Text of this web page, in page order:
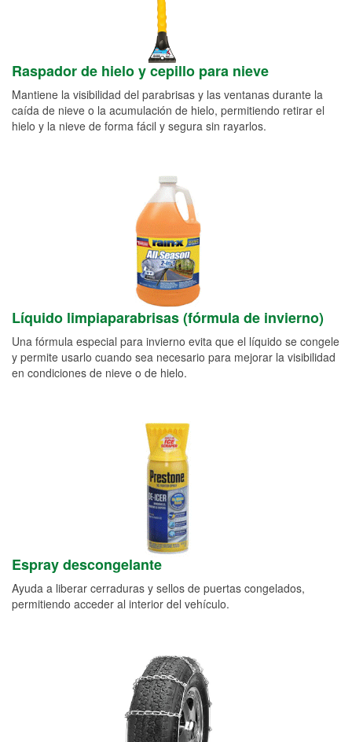
Raspador de hielo y cepillo para nieve
Mantiene la visibilidad del parabrisas y las ventanas durante la
caída de nieve o la acumulación de hielo, permitiendo retirar el
hielo y la nieve de forma fácil y segura sin rayarlos.
Líquido limpiaparabrisas (fórmula de invierno)
Una fórmula especial para invierno evita que el líquido se congele
y permite usarlo cuando sea necesario para mejorar la visibilidad
en condiciones de nieve o de hielo.
Espray descongelante
Ayuda a liberar cerraduras y sellos de puertas congelados,
permitiendo acceder al interior del vehículo.